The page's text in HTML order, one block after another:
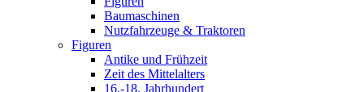
Baumaschinen
Nutzfahrzeuge & Traktoren
Figuren
Antike und Frühzeit
Zeit des Mittelalters
16.-18. Jahrhundert